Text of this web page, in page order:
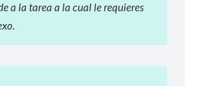
a la tarea a la cual le requieres